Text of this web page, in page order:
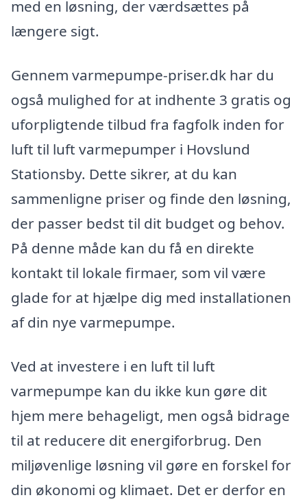
med en løsning, der værdsættes på
længere sigt.
Gennem varmepumpe-priser.dk har du
også mulighed for at indhente 3 gratis og
uforpligtende tilbud fra fagfolk inden for
luft til luft varmepumper i Hovslund
Stationsby. Dette sikrer, at du kan
sammenligne priser og finde den løsning,
der passer bedst til dit budget og behov.
På denne måde kan du få en direkte
kontakt til lokale firmaer, som vil være
glade for at hjælpe dig med installationen
af din nye varmepumpe.
Ved at investere i en luft til luft
varmepumpe kan du ikke kun gøre dit
hjem mere behageligt, men også bidrage
til at reducere dit energiforbrug. Den
miljøvenlige løsning vil gøre en forskel for
din økonomi og klimaet. Det er derfor en